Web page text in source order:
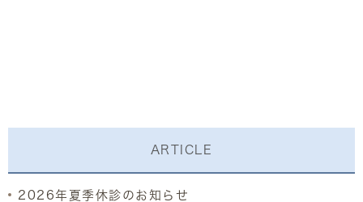
ARTICLE
2026年夏季休診のお知らせ